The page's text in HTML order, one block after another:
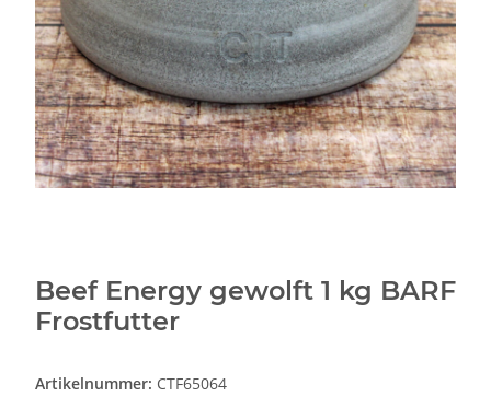
Beef Energy gewolft 1 kg BARF
Frostfutter
Artikelnummer: CTF65064